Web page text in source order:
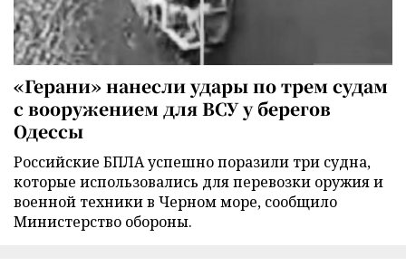
«Герани» нанесли удары по трем судам
с вооружением для ВСУ у берегов
Одессы
Российские БПЛА успешно поразили три судна,
которые использовались для перевозки оружия и
военной техники в Черном море, сообщило
Министерство обороны.